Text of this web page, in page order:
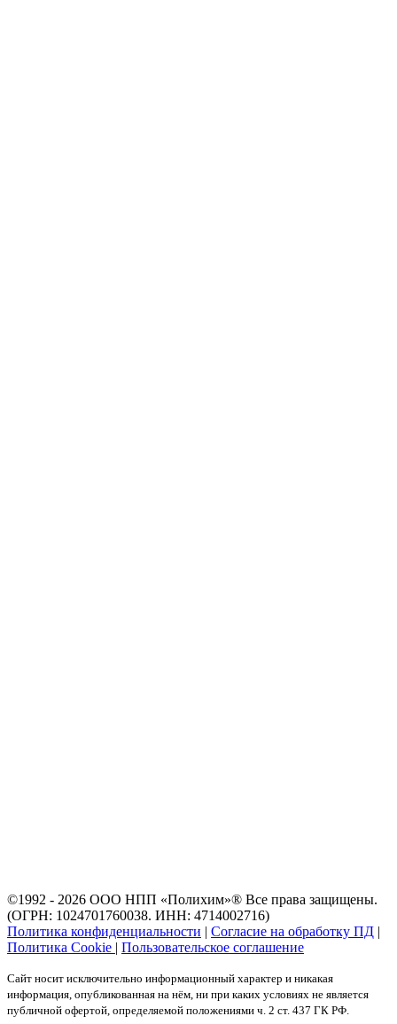
©1992 - 2026 ООО НПП «Полихим»® Все права защищены.
(ОГРН: 1024701760038. ИНН: 4714002716)
Политика конфиденциальности | Согласие на обработку ПД |
Политика Cookie | Пользовательское соглашение
Сайт носит исключительно информационный характер и никакая
информация, опубликованная на нём, ни при каких условиях не является
публичной офертой, определяемой положениями ч. 2 ст. 437 ГК РФ.